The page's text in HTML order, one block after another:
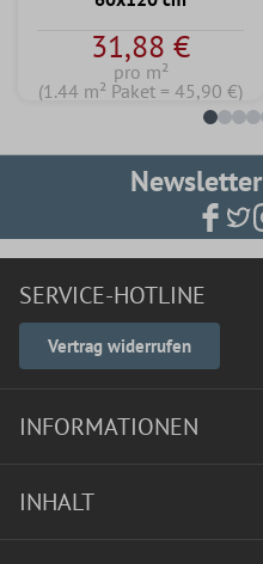
31,88 €
pro m²
(1.44 m² Paket = 45,90 €)
SERVICE-HOTLINE
Vertrag widerrufen
INFORMATIONEN
INHALT